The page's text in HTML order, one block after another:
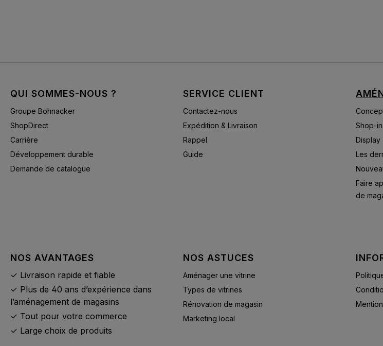
QUI SOMMES-NOUS ?
Groupe Bohnacker
ShopDirect
Carrière
Développement durable
Demande de catalogue
SERVICE CLIENT
Contactez-nous
Expédition & Livraison
Rappel
Guide
Shop-
Display
Les
Faire
de
NOS AVANTAGES
✓ Livraison rapide et fiable
✓ Plus de 40 ans d’expérience dans
l’aménagement de magasins
✓ Tout pour votre commerce
✓ Large choix de produits
NOS ASTUCES
Aménager une vitrine
Types de vitrines
Rénovation de magasin
Marketing local